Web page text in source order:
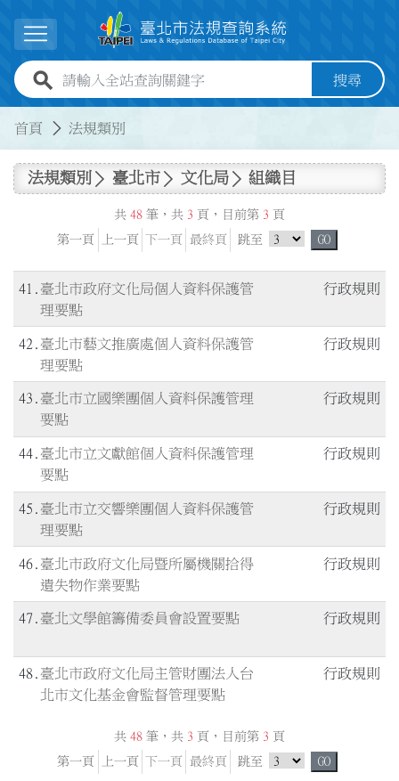
展開選單
全站查詢關鍵字欄位 搜尋
首頁 法規類別
法規類別 臺北市 文化局 組織目
共 48 筆，共 3 頁，目前第 3 頁
第一頁
上一頁 下一頁 最終頁 跳至 跳頁選單 GO
行政規則
41
臺北市政府文化局個人資料保護管
理要點
行政規則
42
臺北市藝文推廣處個人資料保護管
理要點
行政規則
43
臺北市立國樂團個人資料保護管理
要點
行政規則
44 臺北市立文獻館個人資料保護管理
要點
行政規則
45
臺北市立交響樂團個人資料保護管
理要點
行政規則
46 臺北市政府文化局暨所屬機關拾得
遺失物作業要點
行政規則
47 臺北文學館籌備委員會設置要點
行政規則
48 臺北市政府文化局主管財團法人台
北市文化基金會監督管理要點
共 48 筆，共 3 頁，目前第 3 頁
第一頁
上一頁 下一頁 最終頁 跳至 跳頁選單 GO